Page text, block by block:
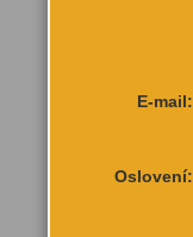
E-mail:
Oslovení: